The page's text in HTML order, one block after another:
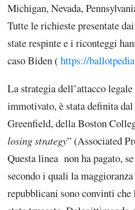
Michigan, Nevada,
Tutte le richieste presentate
state respinte e i riconteggi
caso Biden (https://
La strategia dell’attacco
immotivato, è stata definita
Greenfield, della Boston
losing strategy” (Associated
Questa linea non ha pagato,
secondo i quali la
repubblicani sono convinti